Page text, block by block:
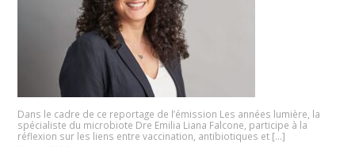
Dans le cadre de ce reportage de l’émission Les années lumière, la
spécialiste du microbiote Dre Emilia Liana Falcone, participe à la
réflexion sur les liens entre vaccination, antibiotiques et […]